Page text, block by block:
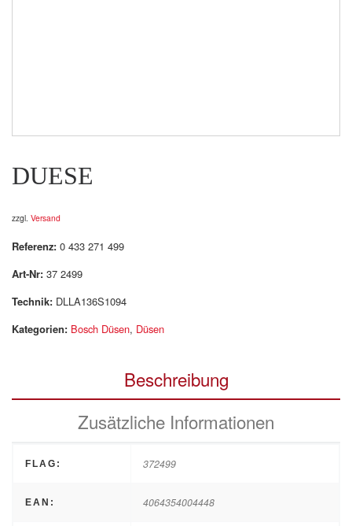
DUESE
zzgl. Versand
Referenz: 0 433 271 499
Art-Nr: 37 2499
Technik: DLLA136S1094
Kategorien: Bosch Düsen, Düsen
Beschreibung
Zusätzliche Informationen
FLAG: 372499
EAN: 4064354004448